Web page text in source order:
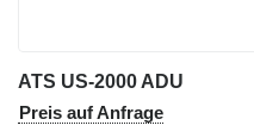
ATS US-2000 ADU
Preis auf Anfrage